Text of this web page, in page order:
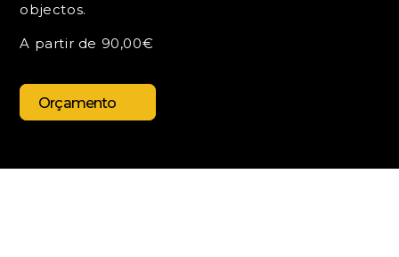
objectos.
A partir de 90,00€
Orçamento